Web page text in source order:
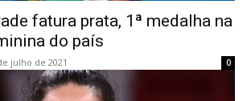
fatura prata, 1ª medalha na
do país
julho de 2021 0